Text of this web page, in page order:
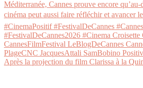
Après la projection du film Clarissa à la